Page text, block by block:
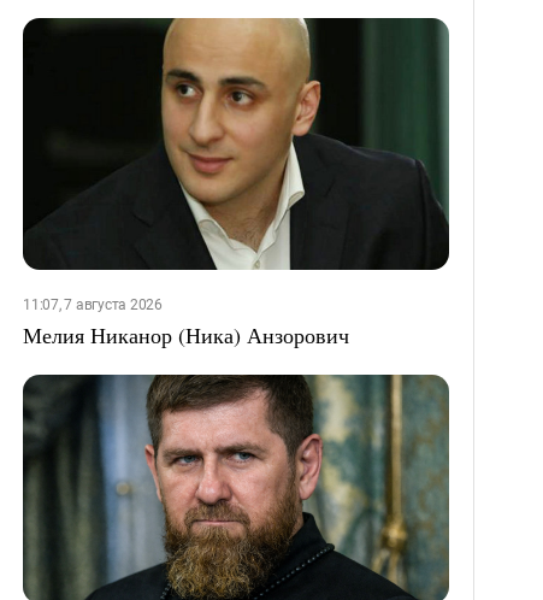
11:07, 7 августа 2026
Мелия Никанор (Ника) Анзорович